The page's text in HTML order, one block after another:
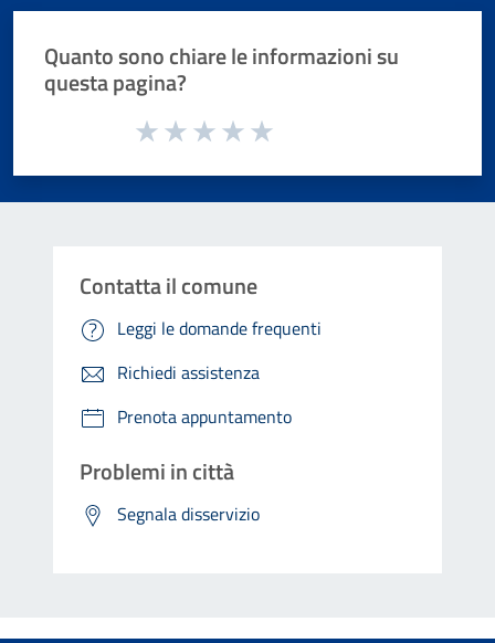
Quanto sono chiare le informazioni su
questa pagina?
Valuta da 1 a 5 stelle la pagina
Contatta il comune
Leggi le domande frequenti
Richiedi assistenza
Prenota appuntamento
Problemi in città
Segnala disservizio